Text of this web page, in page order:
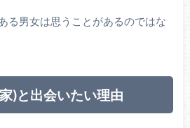
る男女は思うことがあるのではな
)と出会いたい理由